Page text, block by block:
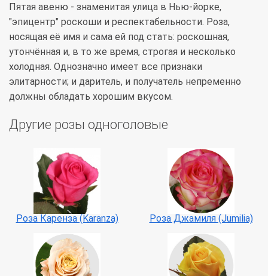
Пятая авеню - знаменитая улица в Нью-йорке,
"эпицентр" роскоши и респектабельности. Роза,
носящая её имя и сама ей под стать: роскошная,
утончённая и, в то же время, строгая и несколько
холодная. Однозначно имеет все признаки
элитарности; и даритель, и получатель непременно
должны обладать хорошим вкусом.
Другие розы одноголовые
Роза Каренза (Karanza) Роза Джамиля (Jumilia)